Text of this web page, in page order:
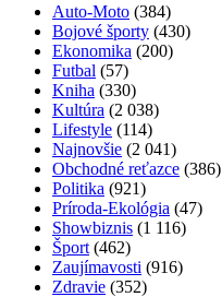
Auto-Moto (384)
Bojové športy (430)
Ekonomika (200)
Futbal (57)
Kniha (330)
Kultúra (2 038)
Lifestyle (114)
Najnovšie (2 041)
Obchodné reťazce (386)
Politika (921)
Príroda-Ekológia (47)
Showbiznis (1 116)
Šport (462)
Zaujímavosti (916)
Zdravie (352)